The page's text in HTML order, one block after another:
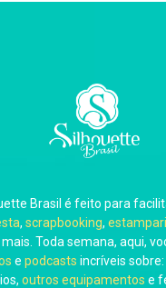
Carla Eschberger
Carol Pessoa
Brasil é feito para
, scrapbooking,
Toda semana, aqui,
e podcasts incríveis sobre:
outros equipamentos e